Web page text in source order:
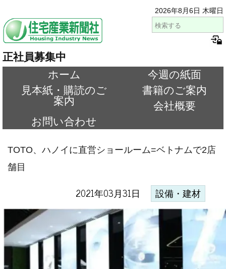
2026年8月6日 木曜日
正社員募集中
ホーム
今週の紙面
見本紙・購読のご
案内
書籍のご案内
会社概要
お問い合わせ
TOTO、ハノイに直営ショールーム=ベトナムで2店
舗目
2021年03月31日 設備・建材